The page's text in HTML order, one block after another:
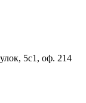
5с1, оф. 214